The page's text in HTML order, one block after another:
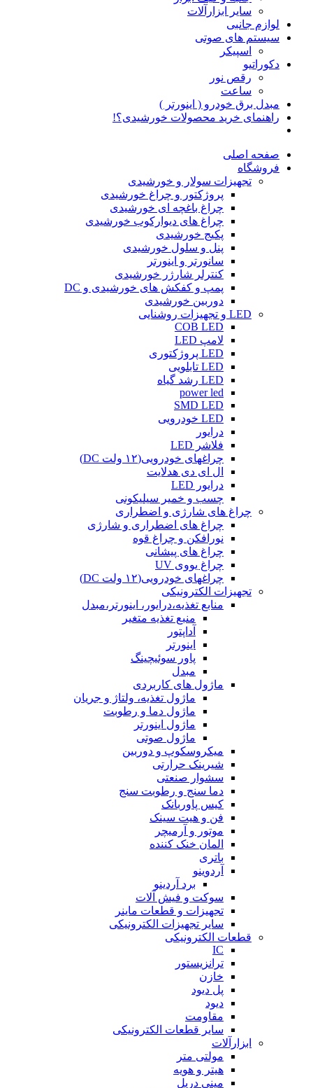
سایر ابزارآلات
لوازم جانبی
سیستم های صوتی
اسپیکر
دکوراتیو
رقص نور
ساعت
مبدل برق خودرو ( اینورتر )
راهنمای خرید محصولات خورشیدی؟!
صفحه اصلی
فروشگاه
تجهیزات سولار و خورشیدی
پروژکتور و چراغ خورشیدی
چراغ باغچه ای خورشیدی
چراغ های دیوارکوب خورشیدی
پکیج خورشیدی
پنل و سلول خورشیدی
سانورتر و اینورتر
کنترلر شارژر خورشیدی
پمپ و کفکش های خورشیدی و DC
دوربین خورشیدی
LED و تجهیزات روشنایی
COB LED
لامپ LED
LED پروژکتوری
LED تابلویی
LED رشد گیاه
power led
SMD LED
LED خودرویی
درایور
فلاشر LED
چراغهای خودرویی(۱۲ ولت DC)
ال ای دی هدلایت
درایور LED
چسب و خمیر سیلیکونی
چراغ های شارژی و اضطراری
چراغ های اضطراری و شارژی
نورافکن و چراغ قوه
چراغ های پیشانی
چراغ یووی UV
چراغهای خودرویی(۱۲ ولت DC)
تجهیزات الکترونیکی
منابع تغذیه،درایور، اینورتر،مبدل
منبع تغذیه متغیر
آداپتور
اینورتر
پاور سوئیچینگ
مبدل
ماژول های کاربردی
ماژول تغذیه، ولتاژ و جریان
ماژول دما و رطوبت
ماژول اینورتر
ماژول صوتی
میکروسکوپ و دوربین
شیرینک حرارتی
سشوار صنعتی
دما سنج و رطوبت سنج
کیس پاوربانک
فن و هیت سینک
موتور و آرمیچر
المان خنک کننده
باتری
آردوینو
برد آردینو
سوکت و فیش آلات
تجهیزات و قطعات ماینر
سایر تجهیزات الکترونیکی
قطعات الکترونیکی
IC
ترانزیستور
خازن
پل دیود
دیود
مقاومت
سایر قطعات الکترونیکی
ابزارآلات
مولتی متر
هیتر و هویه
مینی دریل